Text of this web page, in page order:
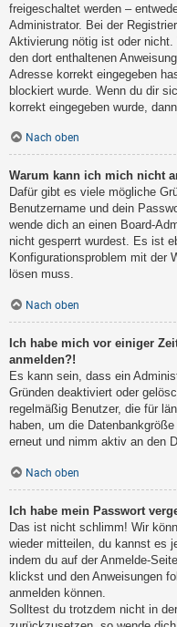
freigeschaltet werden –
Administrator. Bei der
Aktivierung nötig ist oder
den dort enthaltenen
Adresse korrekt eingegeben
blockiert wurde. Wenn du dir
korrekt eingegeben wurde,
Nach oben
Warum kann ich mich nicht
Dafür gibt es viele mögliche
Benutzername und dein
wende dich an einen Board-
nicht gesperrt wurdest. Es ist
Konfigurationsproblem mit der
lösen muss.
Nach oben
Ich habe mich vor einiger
anmelden?!
Es kann sein, dass ein
Gründen deaktiviert oder
regelmäßig Benutzer, die für
haben, um die
erneut und nimm aktiv an den
Nach oben
Ich habe mein Passwort
Das ist nicht schlimm! Wir
wieder mitteilen, du kannst es
indem du auf der Anmelde-
klickst und den Anweisungen
anmelden können.
Solltest du trotzdem nicht in